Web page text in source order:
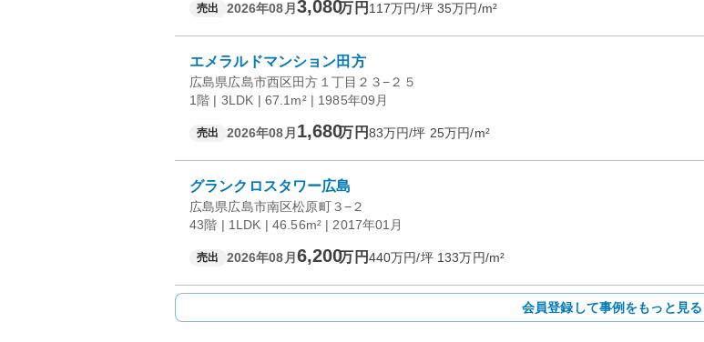
売出 2026年08月 3,080万円 117万円/坪 35万円/m²
エメラルドマンション田方
広島県広島市西区田方１丁目２３−２５
1階 | 3LDK | 67.1m² | 1985年09月
売出 2026年08月 1,680万円83万円/坪 25万円/m²
グランクロスタワー広島
広島県広島市南区松原町３−２
43階 | 1LDK | 46.56m² | 2017年01月
売出 2026年08月 6,200万円440万円/坪 133万円/m²
会員登録して事例をもっと見る